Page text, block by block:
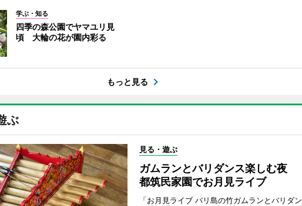
学ぶ・知る
四季の森公園でヤマユリ見
頃 大輪の花が園内彩る
もっと見る
ぶ
見る・遊ぶ
ガムランとバリダンス楽しむ夜
都筑民家園でお月見ライブ
「お月見ライブ バリ島の竹ガムランとバリダン